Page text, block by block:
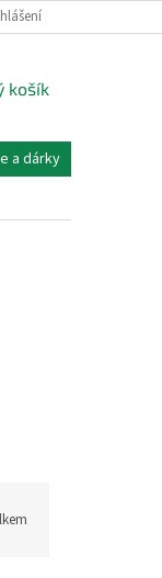
OTEVÍRACÍ DOBA
košík
a dárky